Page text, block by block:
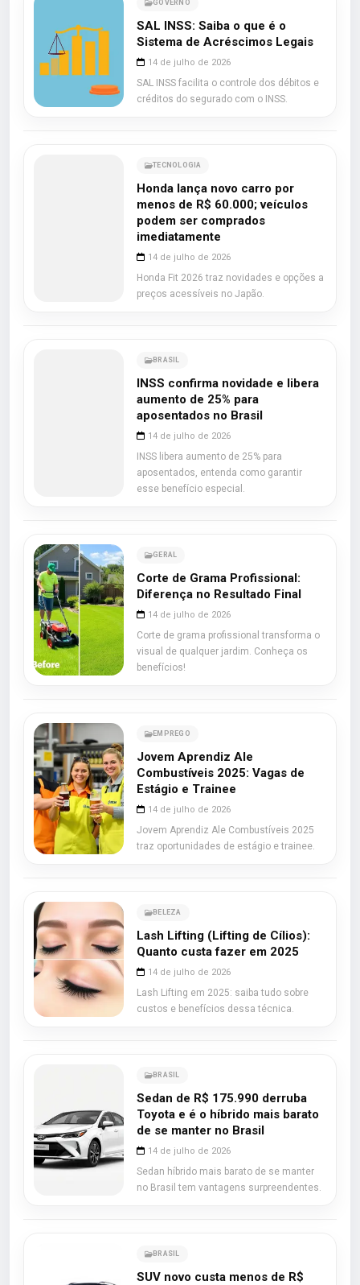
GOVERNO
SAL INSS: Saiba o que é o
Sistema de Acréscimos Legais
14 de julho de 2026
SAL INSS facilita o controle dos débitos e
créditos do segurado com o INSS.
TECNOLOGIA
Honda lança novo carro por
menos de R$ 60.000; veículos
podem ser comprados
imediatamente
14 de julho de 2026
Honda Fit 2026 traz novidades e opções a
preços acessíveis no Japão.
BRASIL
INSS confirma novidade e libera
aumento de 25% para
aposentados no Brasil
14 de julho de 2026
INSS libera aumento de 25% para
aposentados, entenda como garantir
esse benefício especial.
GERAL
Corte de Grama Profissional:
Diferença no Resultado Final
14 de julho de 2026
Corte de grama profissional transforma o
visual de qualquer jardim. Conheça os
benefícios!
EMPREGO
Jovem Aprendiz Ale
Combustíveis 2025: Vagas de
Estágio e Trainee
14 de julho de 2026
Jovem Aprendiz Ale Combustíveis 2025
traz oportunidades de estágio e trainee.
BELEZA
Lash Lifting (Lifting de Cílios):
Quanto custa fazer em 2025
14 de julho de 2026
Lash Lifting em 2025: saiba tudo sobre
custos e benefícios dessa técnica.
BRASIL
Sedan de R$ 175.990 derruba
Toyota e é o híbrido mais barato
de se manter no Brasil
14 de julho de 2026
Sedan híbrido mais barato de se manter
no Brasil tem vantagens surpreendentes.
BRASIL
SUV novo custa menos de R$